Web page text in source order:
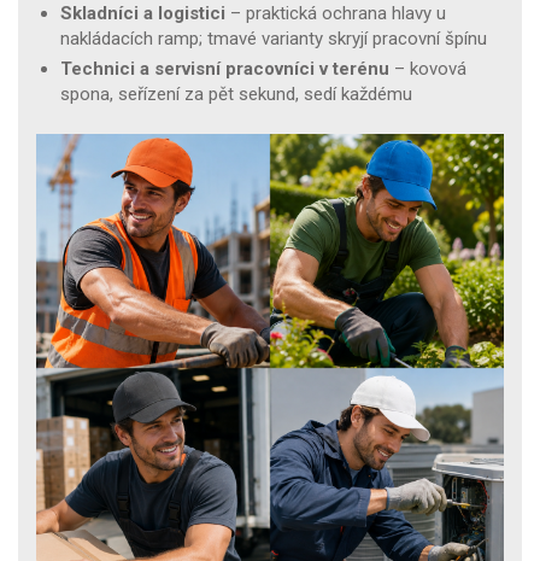
Skladníci a logistici – praktická ochrana hlavy u
nakládacích ramp; tmavé varianty skryjí pracovní špínu
Technici a servisní pracovníci v terénu – kovová
spona, seřízení za pět sekund, sedí každému